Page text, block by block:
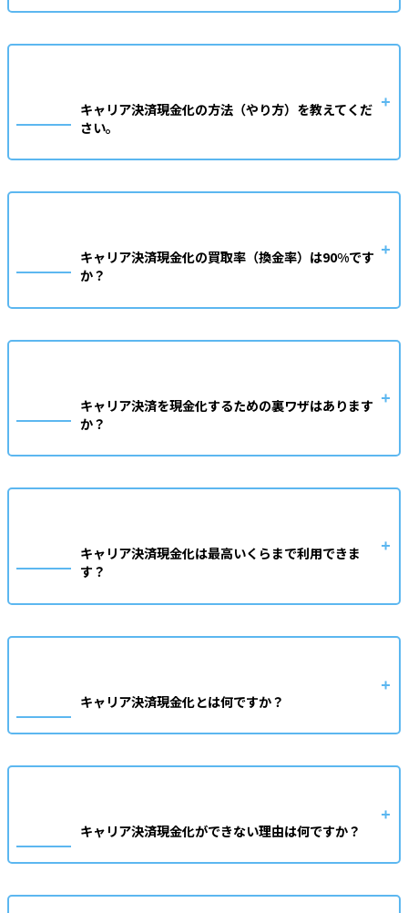
キャリア決済現金化の方法（やり方）を教えてくだ
さい。
キャリア決済現金化の買取率（換金率）は90%です
か？
キャリア決済を現金化するための裏ワザはあります
か？
キャリア決済現金化は最高いくらまで利用できま
す？
キャリア決済現金化とは何ですか？
キャリア決済現金化ができない理由は何ですか？